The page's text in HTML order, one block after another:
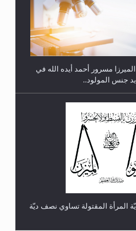
مسرور أحمد أيده الله في
جنس المولود..
المرأة المقتولة تساوي نصف ديّة